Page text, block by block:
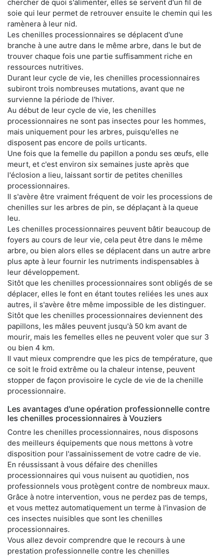
chercher de quoi s'alimenter, elles se servent d'un fil de
soie qui leur permet de retrouver ensuite le chemin qui les
ramènera à leur nid.
Les chenilles processionnaires se déplacent d'une
branche à une autre dans le même arbre, dans le but de
trouver chaque fois une partie suffisamment riche en
ressources nutritives.
Durant leur cycle de vie, les chenilles processionnaires
subiront trois nombreuses mutations, avant que ne
survienne la période de l'hiver.
Au début de leur cycle de vie, les chenilles
processionnaires ne sont pas insectes pour les hommes,
mais uniquement pour les arbres, puisqu'elles ne
disposent pas encore de poils urticants.
Une fois que la femelle du papillon a pondu ses œufs, elle
meurt, et c'est environ six semaines juste après que
l'éclosion a lieu, laissant sortir de petites chenilles
processionnaires.
Il s'avère être vraiment fréquent de voir les processions de
chenilles sur les arbres de pin, se déplaçant à la queue
leu.
Les chenilles processionnaires peuvent bâtir beaucoup de
foyers au cours de leur vie, cela peut être dans le même
arbre, ou bien alors elles se déplacent dans un autre arbre
plus apte à leur fournir les nutriments indispensables à
leur développement.
Sitôt que les chenilles processionnaires sont obligés de se
déplacer, elles le font en étant toutes reliées les unes aux
autres, il s'avère être même impossible de les distinguer.
Sitôt que les chenilles processionnaires deviennent des
papillons, les mâles peuvent jusqu'à 50 km avant de
mourir, mais les femelles elles ne peuvent voler que sur 3
ou bien 4 km.
Il vaut mieux comprendre que les pics de température, que
ce soit le froid extrême ou la chaleur intense, peuvent
stopper de façon provisoire le cycle de vie de la chenille
processionnaire.
Les avantages d'une opération professionnelle contre
les chenilles processionnaires à Vouziers
Contre les chenilles processionnaires, nous disposons
des meilleurs équipements que nous mettons à votre
disposition pour l'assainissement de votre cadre de vie.
En réussissant à vous défaire des chenilles
processionnaires qui vous nuisent au quotidien, nos
professionnels vous protègent contre de nombreux maux.
Grâce à notre intervention, vous ne perdez pas de temps,
et vous mettez automatiquement un terme à l'invasion de
ces insectes nuisibles que sont les chenilles
processionnaires.
Vous allez devoir comprendre que le recours à une
prestation professionnelle contre les chenilles